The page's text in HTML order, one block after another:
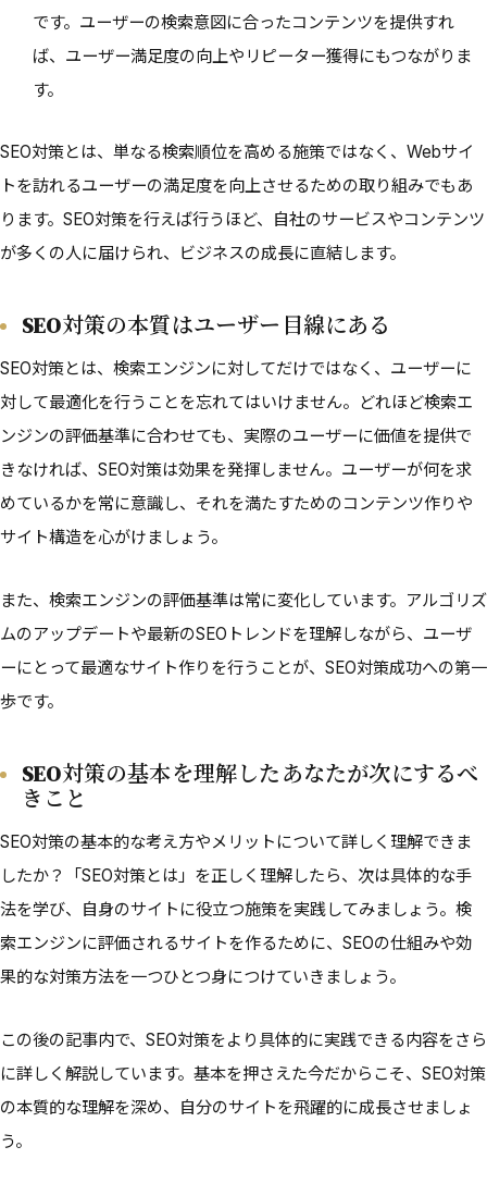
です。ユーザーの検索意図に合ったコンテンツを提供すれ
ば、ユーザー満足度の向上やリピーター獲得にもつながりま
す。
SEO対策とは、単なる検索順位を高める施策ではなく、Webサイ
トを訪れるユーザーの満足度を向上させるための取り組みでもあ
ります。SEO対策を行えば行うほど、自社のサービスやコンテンツ
が多くの人に届けられ、ビジネスの成長に直結します。
SEO対策の本質はユーザー目線にある
SEO対策とは、検索エンジンに対してだけではなく、ユーザーに
対して最適化を行うことを忘れてはいけません。どれほど検索エ
ンジンの評価基準に合わせても、実際のユーザーに価値を提供で
きなければ、SEO対策は効果を発揮しません。ユーザーが何を求
めているかを常に意識し、それを満たすためのコンテンツ作りや
サイト構造を心がけましょう。
また、検索エンジンの評価基準は常に変化しています。アルゴリズ
ムのアップデートや最新のSEOトレンドを理解しながら、ユーザ
ーにとって最適なサイト作りを行うことが、SEO対策成功への第一
歩です。
SEO対策の基本を理解したあなたが次にするべ
きこと
SEO対策の基本的な考え方やメリットについて詳しく理解できま
したか？「SEO対策とは」を正しく理解したら、次は具体的な手
法を学び、自身のサイトに役立つ施策を実践してみましょう。検
索エンジンに評価されるサイトを作るために、SEOの仕組みや効
果的な対策方法を一つひとつ身につけていきましょう。
この後の記事内で、SEO対策をより具体的に実践できる内容をさら
に詳しく解説しています。基本を押さえた今だからこそ、SEO対策
の本質的な理解を深め、自分のサイトを飛躍的に成長させましょ
う。